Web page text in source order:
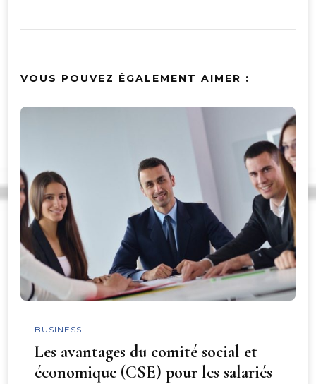
VOUS POUVEZ ÉGALEMENT AIMER :
BUSINESS
Les avantages du comité social et
économique (CSE) pour les salariés